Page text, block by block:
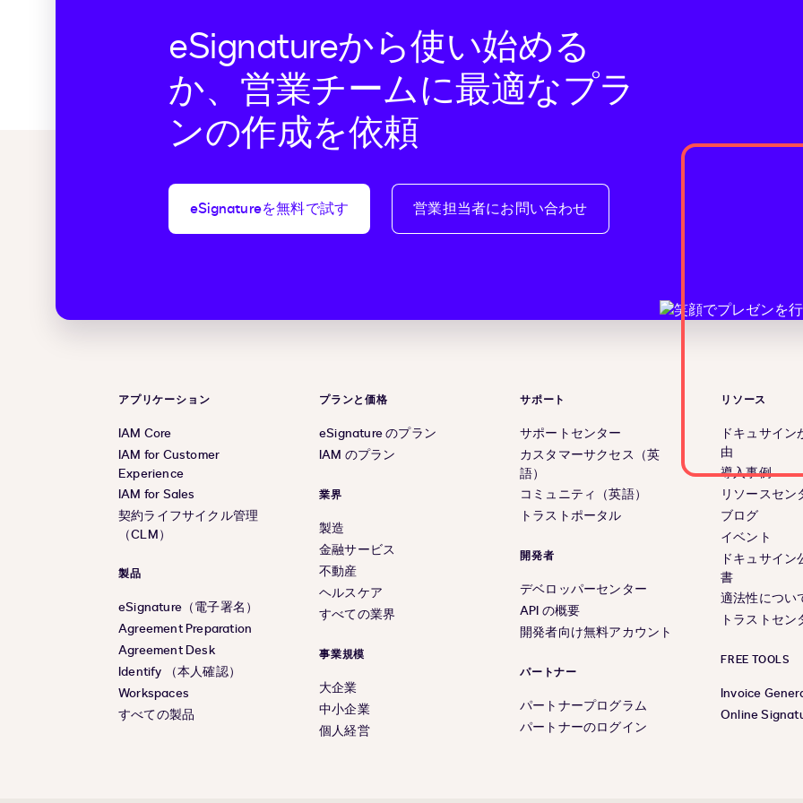
eSignatureから使い始める
か、営業チームに最適なプラ
ンの作成を依頼
eSignatureを無料で試す 営業担当者にお問い合わせ
アプリケーション
IAM Core
IAM for Customer
Experience
IAM for Sales
契約ライフサイクル管理
（CLM）
製品
eSignature（電子署名）
Agreement Preparation
Agreement Desk
Identify （本人確認）
Workspaces
すべての製品
プランと価格
eSignature のプラン
IAM のプラン
業界
製造
金融サービス
不動産
ヘルスケア
すべての業界
事業規模
大企業
中小企業
個人経営
サポート
サポートセンター
カスタマーサクセス（英
語）
コミュニティ（英語）
トラストポータル
開発者
デベロッパーセンター
API の概要
開発者向け無料アカウント
パートナー
パートナープログラム
パートナーのログイン
リソース
ドキュサイ
由
導入事例
リソースセン
ブログ
イベント
ドキュサイ
書
適法性につい
トラストセン
FREE TOOLS
Invoice
Online